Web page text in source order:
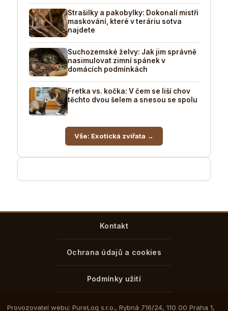
Strašilky a pakobylky: Dokonalí mistři
maskování, které v teráriu sotva
najdete
Suchozemské želvy: Jak jim správně
nasimulovat zimní spánek v
domácích podmínkách
Fretka vs. kočka: V čem se liší chov
těchto dvou šelem a snesou se spolu
Vše: Exotická zvířata →
Kontakt
Ochrana údajů a cookies
Podmínky užití
Provozovatel webu: PureLog s.r.o., Rybná 716/24, 110 00 Praha 1,